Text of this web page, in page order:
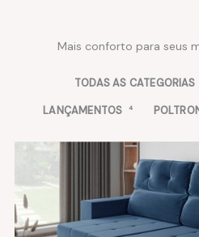
Mais conforto para seus
TODAS AS CATEGORIAS
LANÇAMENTOS 4